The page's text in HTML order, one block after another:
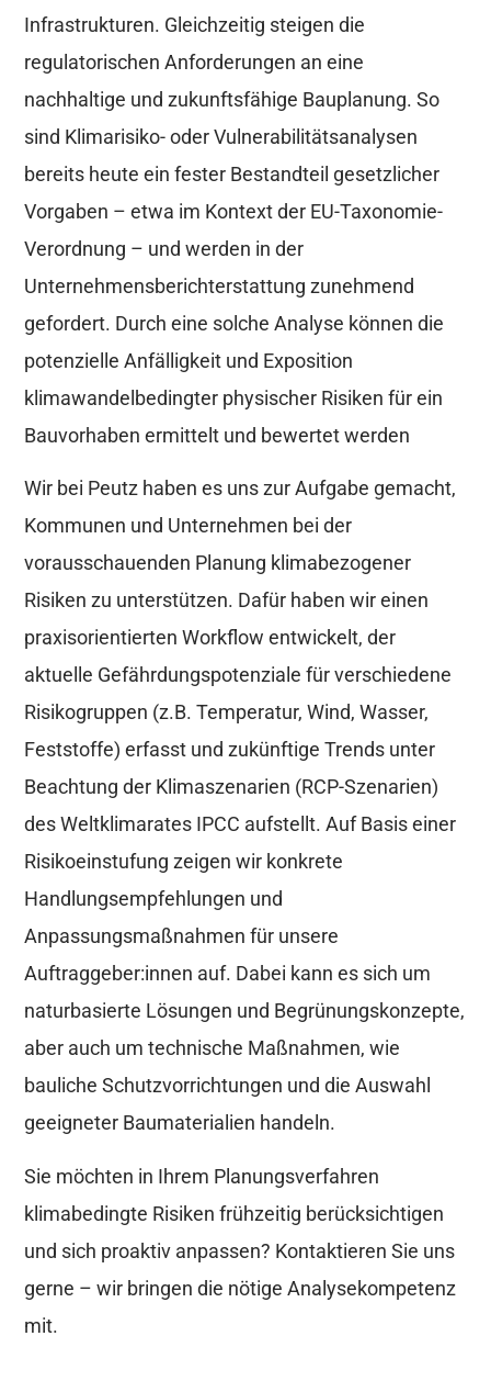
Infrastrukturen. Gleichzeitig steigen die
regulatorischen Anforderungen an eine
nachhaltige und zukunftsfähige Bauplanung. So
sind Klimarisiko- oder Vulnerabilitätsanalysen
bereits heute ein fester Bestandteil gesetzlicher
Vorgaben – etwa im Kontext der EU-Taxonomie-
Verordnung – und werden in der
Unternehmensberichterstattung zunehmend
gefordert. Durch eine solche Analyse können die
potenzielle Anfälligkeit und Exposition
klimawandelbedingter physischer Risiken für ein
Bauvorhaben ermittelt und bewertet werden
Wir bei Peutz haben es uns zur Aufgabe gemacht,
Kommunen und Unternehmen bei der
vorausschauenden Planung klimabezogener
Risiken zu unterstützen. Dafür haben wir einen
praxisorientierten Workflow entwickelt, der
aktuelle Gefährdungspotenziale für verschiedene
Risikogruppen (z.B. Temperatur, Wind, Wasser,
Feststoffe) erfasst und zukünftige Trends unter
Beachtung der Klimaszenarien (RCP-Szenarien)
des Weltklimarates IPCC aufstellt. Auf Basis einer
Risikoeinstufung zeigen wir konkrete
Handlungsempfehlungen und
Anpassungsmaßnahmen für unsere
Auftraggeber:innen auf. Dabei kann es sich um
naturbasierte Lösungen und Begrünungskonzepte,
aber auch um technische Maßnahmen, wie
bauliche Schutzvorrichtungen und die Auswahl
geeigneter Baumaterialien handeln.
Sie möchten in Ihrem Planungsverfahren
klimabedingte Risiken frühzeitig berücksichtigen
und sich proaktiv anpassen? Kontaktieren Sie uns
gerne – wir bringen die nötige Analysekompetenz
mit.